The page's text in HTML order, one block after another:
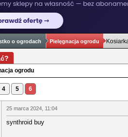
o ogrodach Pielęgnacja ogrodu
ogrodu
4 5 6
25 marca 2024, 11:04
synthroid buy